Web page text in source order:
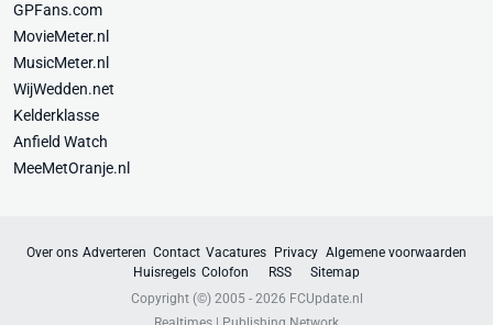
GPFans.com
MovieMeter.nl
MusicMeter.nl
WijWedden.net
Kelderklasse
Anfield Watch
MeeMetOranje.nl
Over ons Adverteren Contact Vacatures Privacy Algemene voorwaarden
Huisregels Colofon RSS
Sitemap
Copyright (©) 2005 - 2026 FCUpdate.nl